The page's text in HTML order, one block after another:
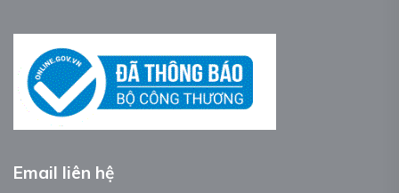
Email liên hệ